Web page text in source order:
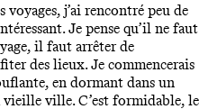
voyages, j’ai rencontré peu de
Je pense qu’il ne faut
il faut arrêter de
des lieux. Je commencerais
en dormant dans un
ville. C’est formidable, le